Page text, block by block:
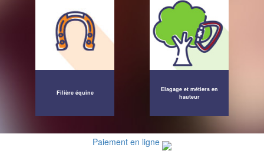
Filière équine
Elagage et métiers en
hauteur
Paiement en ligne